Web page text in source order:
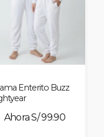
Enterito Buzz
S/ 99.90